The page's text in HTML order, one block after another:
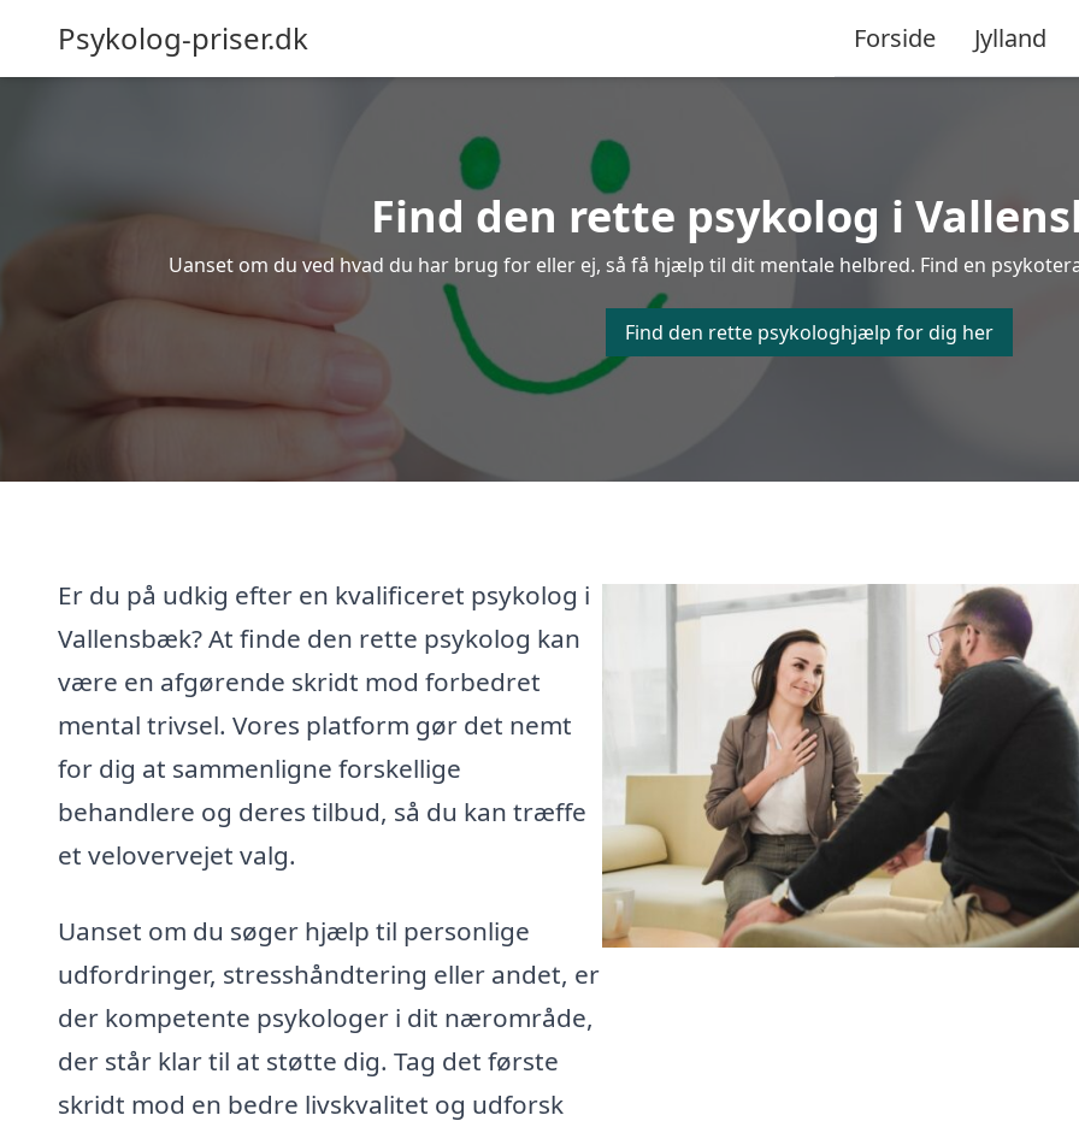
Psykolog-priser.dk Forside Jylland
Find den rette psykolog i
Uanset om du ved hvad du har brug for eller ej, så få hjælp til dit mentale helbred. Find en
Find den rette psykologhjælp for dig her
Er du på udkig efter en kvalificeret psykolog i
Vallensbæk? At finde den rette psykolog kan
være en afgørende skridt mod forbedret
mental trivsel. Vores platform gør det nemt
for dig at sammenligne forskellige
behandlere og deres tilbud, så du kan træffe
et velovervejet valg.
Uanset om du søger hjælp til personlige
udfordringer, stresshåndtering eller andet, er
der kompetente psykologer i dit nærområde,
der står klar til at støtte dig. Tag det første
skridt mod en bedre livskvalitet og udforsk